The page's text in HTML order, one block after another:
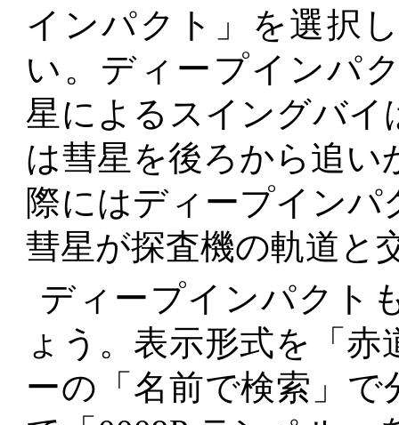
インパクト」を選択
い。ディープインパ
星によるスイングバイ
は彗星を後ろから追
際にはディープイン
彗星が探査機の軌道と
ディープインパクト
ょう。表示形式を「
ーの「名前で検索」